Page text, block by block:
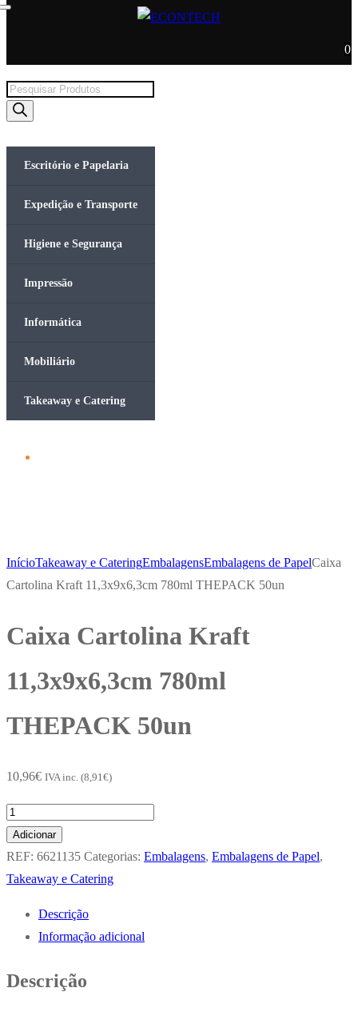
0
Products
search
Escritório e Papelaria
Expedição e Transporte
Higiene e Segurança
Impressão
Informática
Mobiliário
Takeaway e Catering
InícioTakeaway e CateringEmbalagensEmbalagens de PapelCaixa
Cartolina Kraft 11,3x9x6,3cm 780ml THEPACK 50un
Caixa Cartolina Kraft
11,3x9x6,3cm 780ml
THEPACK 50un
10,96€ IVA inc. (8,91 €)
Quantidade
de
Caixa
Cartolina
11,3x9x6,3cm
50un
Adicionar
REF: 6621135 Categorias: Embalagens, Embalagens de Papel,
Takeaway e Catering
Descrição
Informação adicional
Descrição